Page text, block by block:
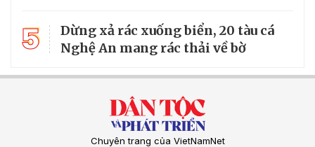
5
Dừng xả rác xuống biển, 20 tàu cá
Nghệ An mang rác thải về bờ
Chuyên trang của VietNamNet